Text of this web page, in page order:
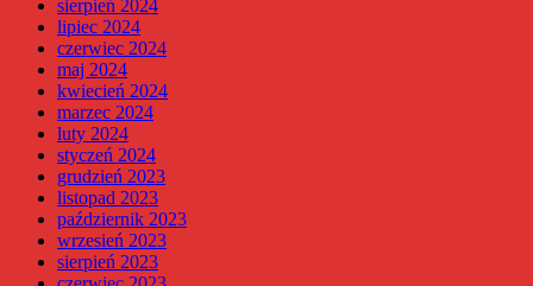
sierpień 2024
lipiec 2024
czerwiec 2024
maj 2024
kwiecień 2024
marzec 2024
luty 2024
styczeń 2024
grudzień 2023
listopad 2023
październik 2023
wrzesień 2023
sierpień 2023